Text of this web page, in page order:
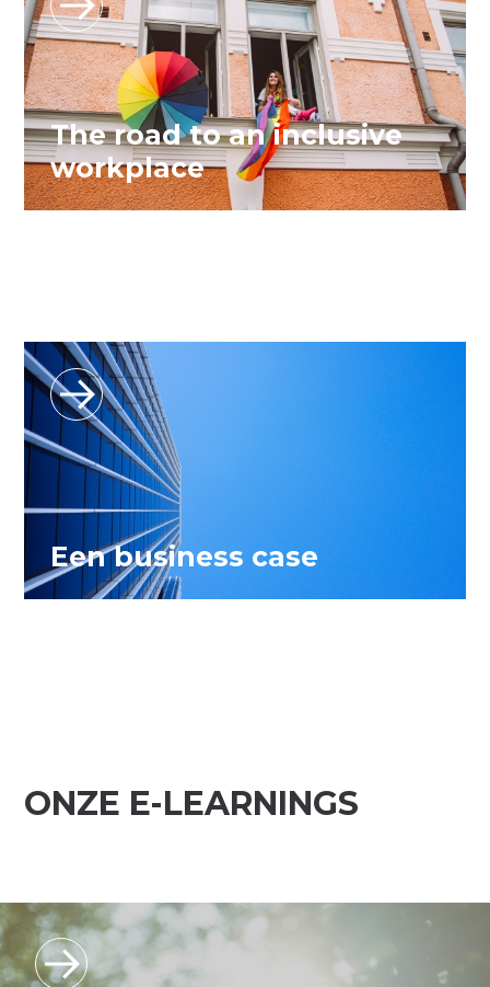
The road to an inclusive
workplace
Een business case
ONZE E-LEARNINGS